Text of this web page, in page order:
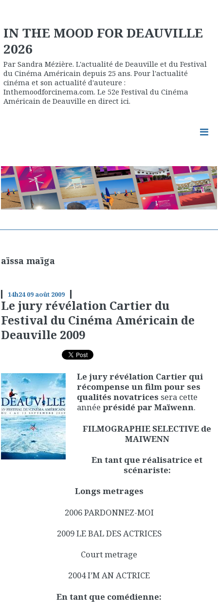
IN THE MOOD FOR DEAUVILLE
2026
Par Sandra Mézière. L'actualité de Deauville et du Festival
du Cinéma Américain depuis 25 ans. Pour l'actualité
cinéma et son actualité d'auteure :
Inthemoodforcinema.com. Le 52e Festival du Cinéma
Américain de Deauville en direct ici.
aïssa maïga
14h24 09 août 2009
Le jury révélation Cartier du
Festival du Cinéma Américain de
Deauville 2009
Le jury révélation Cartier qui
récompense un film pour ses
qualités novatrices sera cette
annéeprésidé par Maïwenn.
FILMOGRAPHIE SELECTIVE de
MAIWENN
En tant que réalisatrice et
scénariste:
Longs metrages
2006 PARDONNEZ-MOI
2009 LE BAL DES ACTRICES
Court metrage
2004 I’M AN ACTRICE
En tant que comédienne: